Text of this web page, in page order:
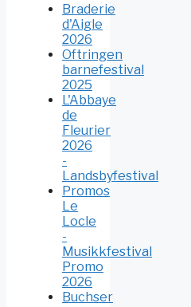
Braderie
d'Aigle
2026
Oftringen
barnefestival
2025
L'Abbaye
de
Fleurier
2026
-
Landsbyfestival
Promos
Le
Locle
-
Musikkfestival
Promo
2026
Buchser